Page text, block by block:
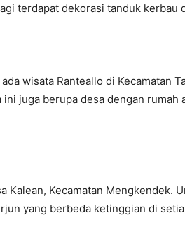
terdapat dekorasi tanduk kerbau
wisata Ranteallo di Kecamatan
juga berupa desa dengan rumah
Kalean, Kecamatan Mengkendek.
yang berbeda ketinggian di